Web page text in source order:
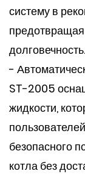
систему в
долговечность.
-
ST-2005
жидкости,
безопасного
котла без